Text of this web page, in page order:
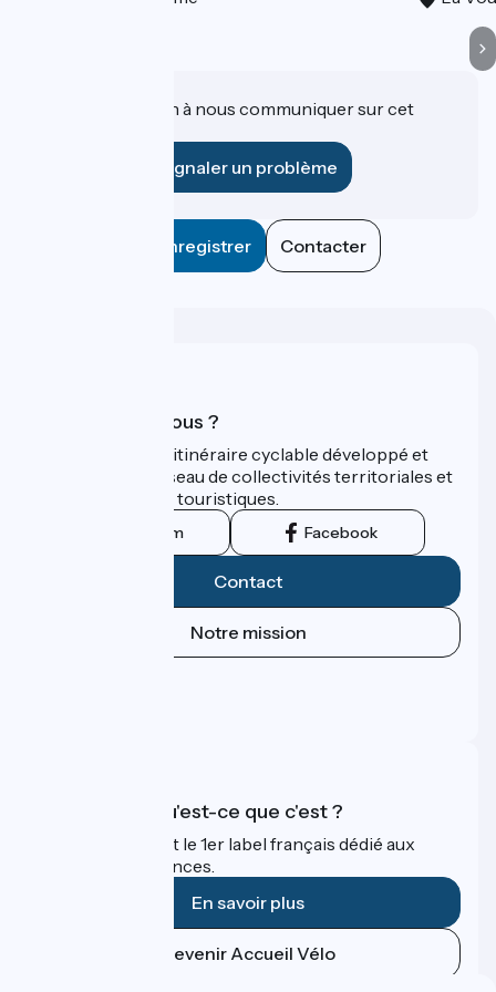
Une information à nous communiquer sur cet
Signaler un problème
Enregistrer Contacter
Qui sommes-nous ?
ViaRhôna est un itinéraire cyclable développé et
promu par un réseau de collectivités territoriales et
leurs institutions touristiques.
Instagram Facebook
Contact
Notre mission
Accueil Vélo qu'est-ce que c'est ?
Accueil Vélo c'est le 1er label français dédié aux
cyclistes en vacances.
En savoir plus
Devenir Accueil Vélo